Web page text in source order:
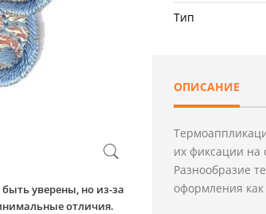
уверены, но из-за
отличия.
Тип
ОПИСАНИЕ
их фиксации на
Разнообразие
оформления